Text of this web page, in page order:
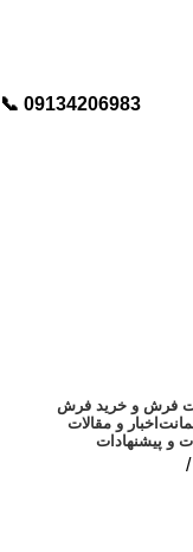
📞︁ 09134206983
فرش و خرید فرش
اخبار و مقالات
و پیشنهادات